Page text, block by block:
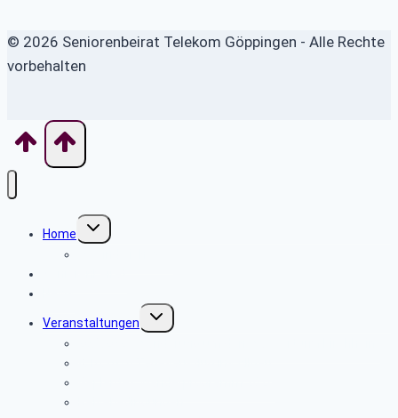
© 2026 Seniorenbeirat Telekom Göppingen - Alle Rechte
vorbehalten
Home
Untermenü
umschalten
Veranstaltungen
Untermenü
umschalten